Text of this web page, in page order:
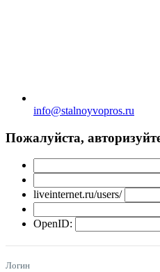
info@stalnoyvopros.ru
Пожалуйста,
liveinternet.ru/users/
OpenID:
Логин